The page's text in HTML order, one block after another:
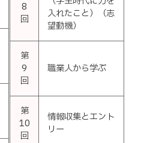
8
回
入れたこと）（志
望動機）
第
9
回
職業人から学ぶ
第
10
回
情報収集とエント
リー